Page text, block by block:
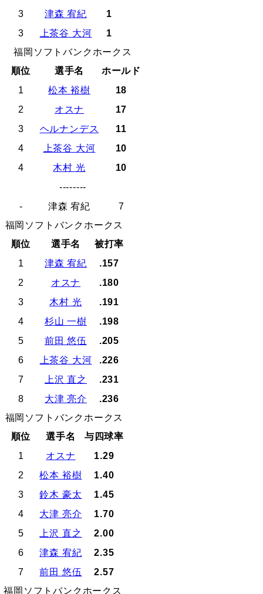
3
津森 宥紀
1
3
上茶谷 大河
1
福岡ソフトバンクホークス
順位
選手名
ホールド
1
松本 裕樹
18
2
オスナ
17
3
ヘルナンデス
11
4
上茶谷 大河
10
4
木村 光
10
--------
-
津森 宥紀
7
福岡ソフトバンクホークス
順位
選手名
被打率
1
津森 宥紀
.157
2
オスナ
.180
3
木村 光
.191
4
杉山 一樹
.198
5
前田 悠伍
.205
6
上茶谷 大河
.226
7
上沢 直之
.231
8
大津 亮介
.236
福岡ソフトバンクホークス
順位
選手名
与四球率
1
オスナ
1.29
2
松本 裕樹
1.40
3
鈴木 豪太
1.45
4
大津 亮介
1.70
5
上沢 直之
2.00
6
津森 宥紀
2.35
7
前田 悠伍
2.57
福岡ソフトバンクホークス